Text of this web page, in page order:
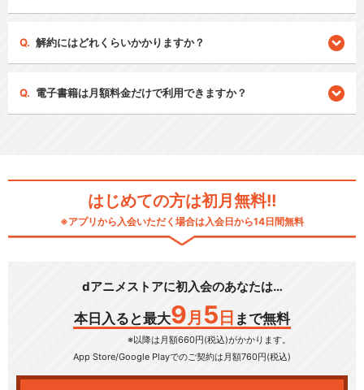
解約にはどれくらいかかりますか？
電子書籍は月額料金だけで利用できますか？
はじめての方は初月無料!!
※アプリから入会いただく場合は入会日から14日間無料
dアニメストアに初入会のあなたは…
本日入ると最大9 月 5 日 まで無料
※以降は月額660円(税込)がかかります。
App Store/Google Playでのご契約は月額760円(税込)